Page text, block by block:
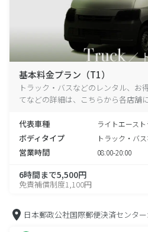
基本料金プラン（T1）
トラック・バスなどのレンタル、お
てなどの詳細は、こちらから各店舗
代表車種 ライトエース
ボディタイプ トラック・バ
営業時間 08:00-20:00
6時間まで5,500円
免責補償制度1,100円
日本郵政公社国際郵便決済センター